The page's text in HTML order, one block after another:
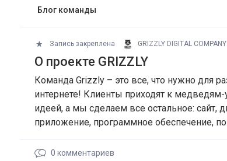
Блог команды
Запись закреплена GRIZZLY DIGITAL COMPANY
О проекте GRIZZLY
Команда Grizzly – это все, что нужно для
интернете! Клиенты приходят к
идеей, а мы сделаем все остальное: сайт,
приложение, программное обеспечение,
0 комментариев